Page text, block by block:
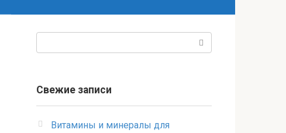
Свежие записи
Витамины и минералы для